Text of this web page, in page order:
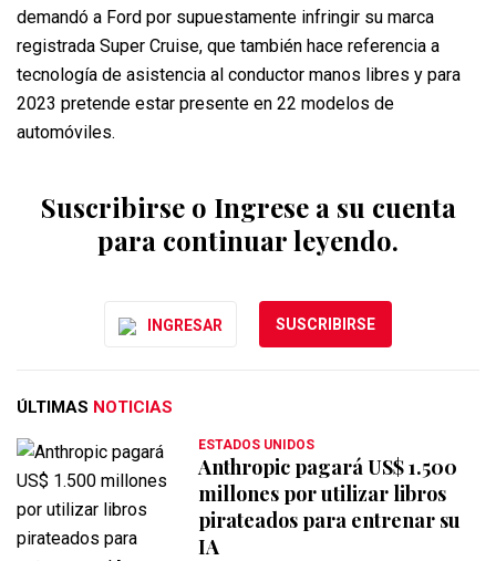
demandó a Ford por supuestamente infringir su marca
registrada Super Cruise, que también hace referencia a
tecnología de asistencia al conductor manos libres y para
2023 pretende estar presente en 22 modelos de
automóviles.
Suscribirse o Ingrese a su cuenta
para continuar leyendo.
INGRESAR SUSCRIBIRSE
ÚLTIMAS NOTICIAS
ESTADOS UNIDOS
Anthropic pagará US$ 1.500
millones por utilizar libros
pirateados para entrenar su
IA